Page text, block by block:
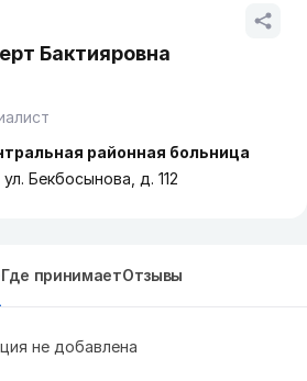
Бактияровна
районная больница
Бекбосынова, д. 112
Где принимаетОтзывы
не добавлена